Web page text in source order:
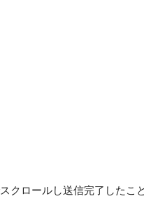
クロールし送信完了したこ